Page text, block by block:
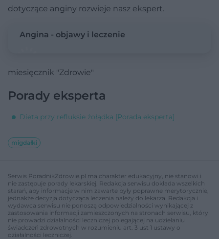
dotyczące anginy rozwieje nasz ekspert.
Angina - objawy i leczenie
miesięcznik "Zdrowie"
Porady eksperta
Dieta przy refluksie żołądka [Porada eksperta]
migdałki
Serwis PoradnikZdrowie.pl ma charakter edukacyjny, nie stanowi i
nie zastępuje porady lekarskiej. Redakcja serwisu dokłada wszelkich
starań, aby informacje w nim zawarte były poprawne merytorycznie,
jednakże decyzja dotycząca leczenia należy do lekarza. Redakcja i
wydawca serwisu nie ponoszą odpowiedzialności wynikającej z
zastosowania informacji zamieszczonych na stronach serwisu, który
nie prowadzi działalności leczniczej polegającej na udzielaniu
świadczeń zdrowotnych w rozumieniu art. 3 ust 1 ustawy o
działalności leczniczej.